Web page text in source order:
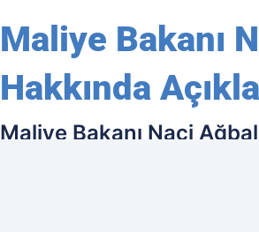
Maliye Bakanı
Hakkında
Maliye Bakanı Naci